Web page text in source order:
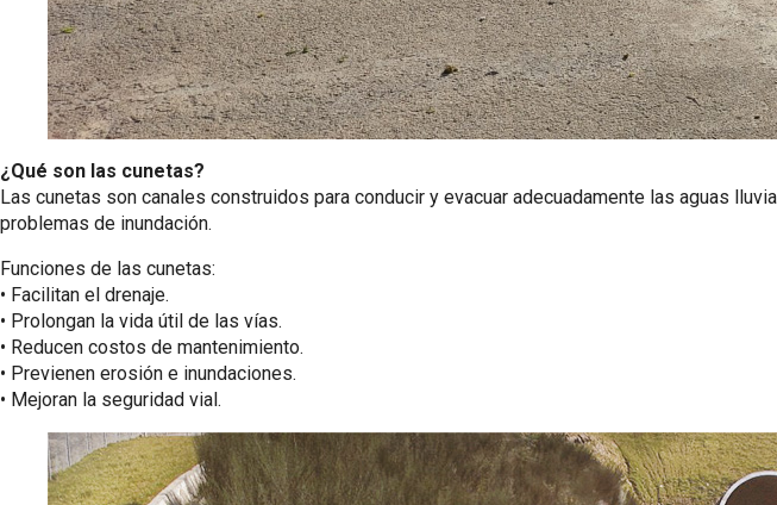
¿Qué son las cunetas?
Las cunetas son canales construidos para conducir y evacuar adecuadamente las aguas
problemas de inundación.
Funciones de las cunetas:
•⁠ ⁠Facilitan el drenaje.
•⁠ ⁠Prolongan la vida útil de las vías.
•⁠ ⁠Reducen costos de mantenimiento.
•⁠ ⁠Previenen erosión e inundaciones.
•⁠ ⁠Mejoran la seguridad vial.